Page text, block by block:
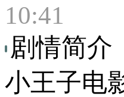
10:41
剧情简介
小王子电